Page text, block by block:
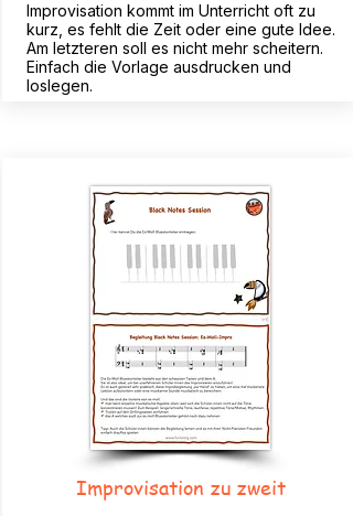
Improvisation kommt im Unterricht oft zu
kurz, es fehlt die Zeit oder eine gute Idee.
Am letzteren soll es nicht mehr scheitern.
Einfach die Vorlage ausdrucken und
loslegen.
Improvisation zu zweit